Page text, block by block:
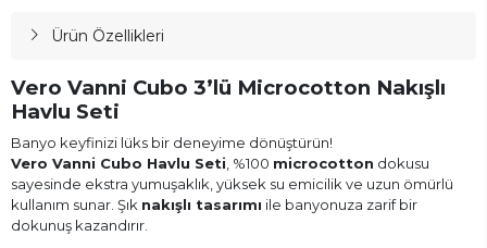
Ürün Özellikleri
Vero Vanni Cubo 3’lü Microcotton Nakışlı
Havlu Seti
Banyo keyfinizi lüks bir deneyime dönüştürün!
Vero Vanni Cubo Havlu Seti , %100 microcotton dokusu
sayesinde ekstra yumuşaklık, yüksek su emicilik ve uzun ömürlü
kullanım sunar. Şık nakışlı tasarımı ile banyonuza zarif bir
dokunuş kazandırır.